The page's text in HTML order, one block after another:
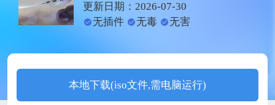
更新日期：2026-07-30
无插件
无毒 无害
本地下载(iso文件,需电脑运行)